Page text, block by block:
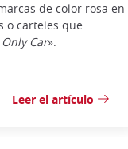
de color rosa en
o carteles que
Car».
Leer el artículo